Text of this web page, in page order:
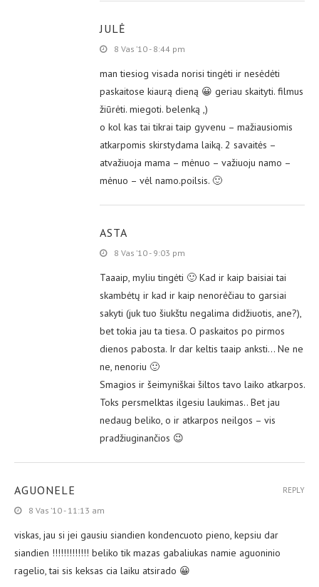
JULĖ
8 Vas ’10 - 8:44 pm
man tiesiog visada norisi tingėti ir nesėdėti
paskaitose kiaurą dieną 😀 geriau skaityti. filmus
žiūrėti. miegoti. belenką ,)
o kol kas tai tikrai taip gyvenu – mažiausiomis
atkarpomis skirstydama laiką. 2 savaitės –
atvažiuoja mama – mėnuo – važiuoju namo –
mėnuo – vėl namo.poilsis. 🙂
ASTA
8 Vas ’10 - 9:03 pm
Taaaip, myliu tingėti 🙂 Kad ir kaip baisiai tai
skambėtų ir kad ir kaip nenorėčiau to garsiai
sakyti (juk tuo šiukštu negalima didžiuotis, ane?),
bet tokia jau ta tiesa. O paskaitos po pirmos
dienos pabosta. Ir dar keltis taaip anksti… Ne ne
ne, nenoriu 🙂
Smagios ir šeimyniškai šiltos tavo laiko atkarpos.
Toks persmelktas ilgesiu laukimas.. Bet jau
nedaug beliko, o ir atkarpos neilgos – vis
pradžiuginančios 😉
AGUONELE
8 Vas ’10 - 11:13 am
viskas, jau si jei gausiu siandien kondencuoto pieno, kepsiu dar
siandien !!!!!!!!!!!!! beliko tik mazas gabaliukas namie aguoninio
ragelio, tai sis keksas cia laiku atsirado 😀
REPLY